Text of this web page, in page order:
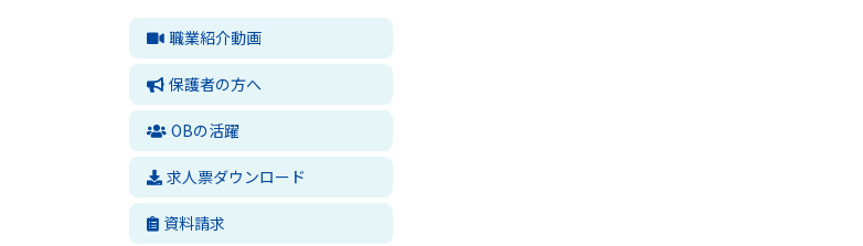
職業紹介動画
保護者の方へ
OBの活躍
求人票ダウンロード
資料請求